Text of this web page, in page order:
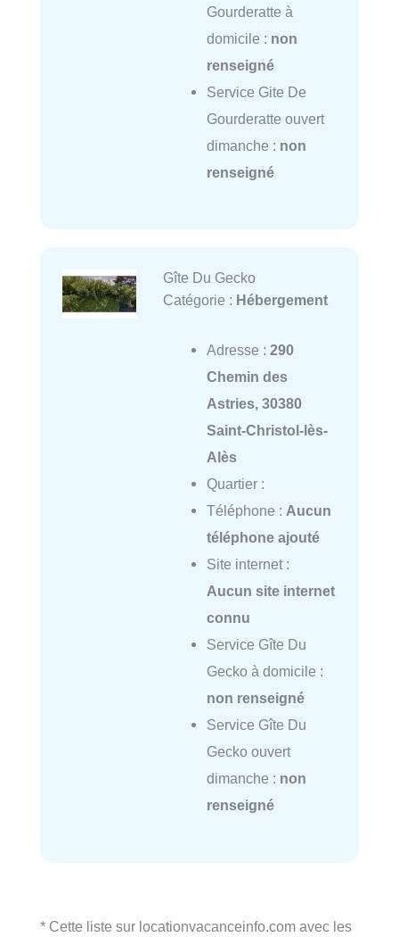
Gourderatte à
domicile : non
renseigné
Service Gite De
Gourderatte ouvert
dimanche : non
renseigné
Gîte Du Gecko
Catégorie : Hébergement
Adresse : 290
Chemin des
Astries, 30380
Saint-Christol-lès-
Alès
Quartier :
Téléphone : Aucun
téléphone ajouté
Site internet :
Aucun site internet
connu
Service Gîte Du
Gecko à domicile :
non renseigné
Service Gîte Du
Gecko ouvert
dimanche : non
renseigné
* Cette liste sur locationvacanceinfo.com avec les